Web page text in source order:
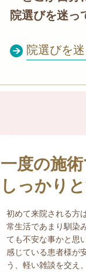
院選びを迷っ
院選びを
一度の施
しっかり
初めて来院される方
常生活であまり馴染
ても不安な事かと思
感じている患者様が
う、軽い雑談を交え